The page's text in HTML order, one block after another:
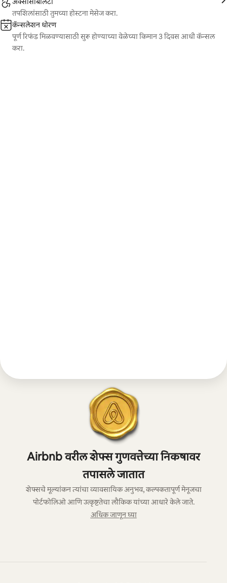
तपशिलांसाठी तुमच्या होस्टना मेसेज करा.
कॅन्सलेशन धोरण
पूर्ण रिफंड मिळवण्यासाठी सुरू होण्याच्या वेळेच्या किमान 3 दिवस आधी कॅन्सल
करा.
Airbnb वरील शेफ्स गुणवत्तेच्या निकषावर
तपासले जातात
शेफ्सचे मूल्यांकन त्यांचा व्यावसायिक अनुभव, कल्पकतापूर्ण मेनूजचा
पोर्टफोलिओ आणि उत्कृष्टतेचा लौकिक यांच्या आधारे केले जाते.
अधिक जाणून घ्या